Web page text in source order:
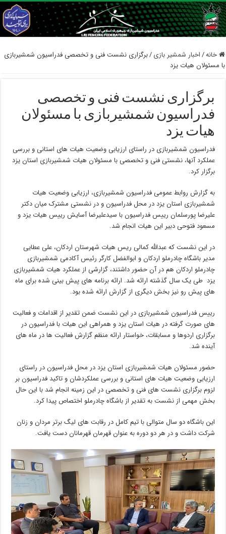
خانه/اخبار شمشیر بازی /برگزاری نشست فنی و تخصصی فدراسیون شمشیربازی
با مسئولان هیات یزد
برگزاری نشست فنی و تخصصی
فدراسیون شمشیربازی با مسئولان
هیات یزد
فدراسیون شمشیربازی در راستای ارزیابی وضعیت هیات های استانی و بررسی
عملکرد آنها، نشستی فنی و تخصصی با مسئولان هیات شمشیربازی استان یزد
برگزار کرد.
به گزارش روابط عمومی فدراسیون شمشیربازی، ارزیابی وضعیت هیات
شمشیربازی استان یزد در محل فدراسیون و در نشستی مشترک میان دکتر
علیرضا پورسلمان رییس فدراسیون با سیدعلیرضا آسایش رییس هیات یزد و
مسعود فتوحی دبیر این هیات انجام شد.
در این نشست که عبدالله کمالی ریس هیات شهرستان اردکان، علی عطایی
مدیر باشگاه چادرملو اردکان و ابوالفضل کارگر رئیس آکادمی شمشیربازی
چادرملو اردکان هم در آن حضور داشتند، گزارشی از عملکرد هیات شمشیربازی
یزد طی یک سال گذشته ارائه شد. ارائه برنامه های پیش بینی شده برای ماه
های پیش رو نیز بخش دیگری از گزارش ارائه شده بود.
رییس فدراسیون شمشیربازی در این نشست ضمن تقدیر از اقدامات و فعالیت
های صورت گرفته در هیات استان یزد و همراهی این هیات با فدراسیون در
برگزاری اردوها و مسابقات، خواستار ارائه منظم گزارش فعالیت ها در ماه های
آینده شد.
حضور مسئولان هیات شمشیربازی استان یزد در محل فدراسیون در راستای
ارزیابی وضعیت هیات های استانی و بررسی عملکردشان و تاکید فدراسیون بر
لزوم برگزاری نشست های فنی و تخصصی در این زمینه انجام شد با این حال
بخش مهمی از نشست به تقدیر از باشگاه چادرملو اختصاص پیدا کرد.
این باشگاه دو سال متوالی با تیم کامل در رقابت های لیگ برتر مردان و زنان
شرکت داشت و در هر دو دوره به عنوان قهرمان قهرمانان دست یافت.